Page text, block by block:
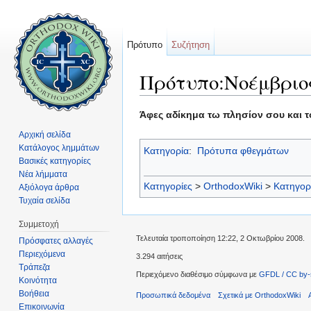
Άφες αδίκημα τω πλησίον σου και
Κατηγορία: Πρότυπα φθεγμάτων
Κατηγορίες > OrthodoxWiki >
Πρότυπο Συζήτηση
Αρχική σελίδα
Κατάλογος λημμάτων
Βασικές κατηγορίες
Νέα λήμματα
Αξιόλογα άρθρα
Τυχαία σελίδα
Συμμετοχή
Πρόσφατες αλλαγές
Περιεχόμενα
Τράπεζα
Κοινότητα
Βοήθεια
Επικοινωνία
Τελευταία τροποποίηση 12:22, 2 Οκτωβρίου 2008.
3.294 αιτήσεις
Περιεχόμενο διαθέσιμο σύμφωνα με GFDL / CC
Προσωπικά δεδομένα Σχετικά με OrthodoxWiki